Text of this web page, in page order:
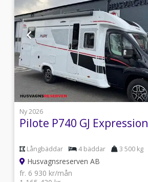
1
Ny 2026
Pilote P740 GJ Expression
Långbäddar 4 bäddar 3 500 kg
Husvagnsreserven AB
fr. 6 930 kr/mån